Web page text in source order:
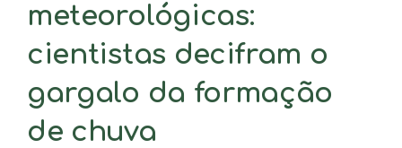
meteorológicas:
cientistas decifram o
gargalo da formação
de chuva